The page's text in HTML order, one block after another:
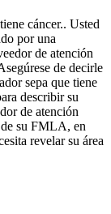
cáncer.. Usted
por una
de atención
de decirle
sepa que tiene
describir su
de atención
su FMLA, en
revelar su área